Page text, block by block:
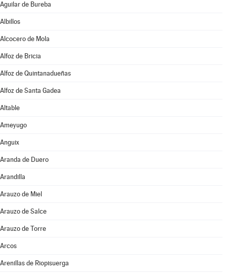
Aguilar de Bureba
Albillos
Alcocero de Mola
Alfoz de Bricia
Alfoz de Quintanadueñas
Alfoz de Santa Gadea
Altable
Ameyugo
Anguix
Aranda de Duero
Arandilla
Arauzo de Miel
Arauzo de Salce
Arauzo de Torre
Arcos
Arenillas de Riopisuerga